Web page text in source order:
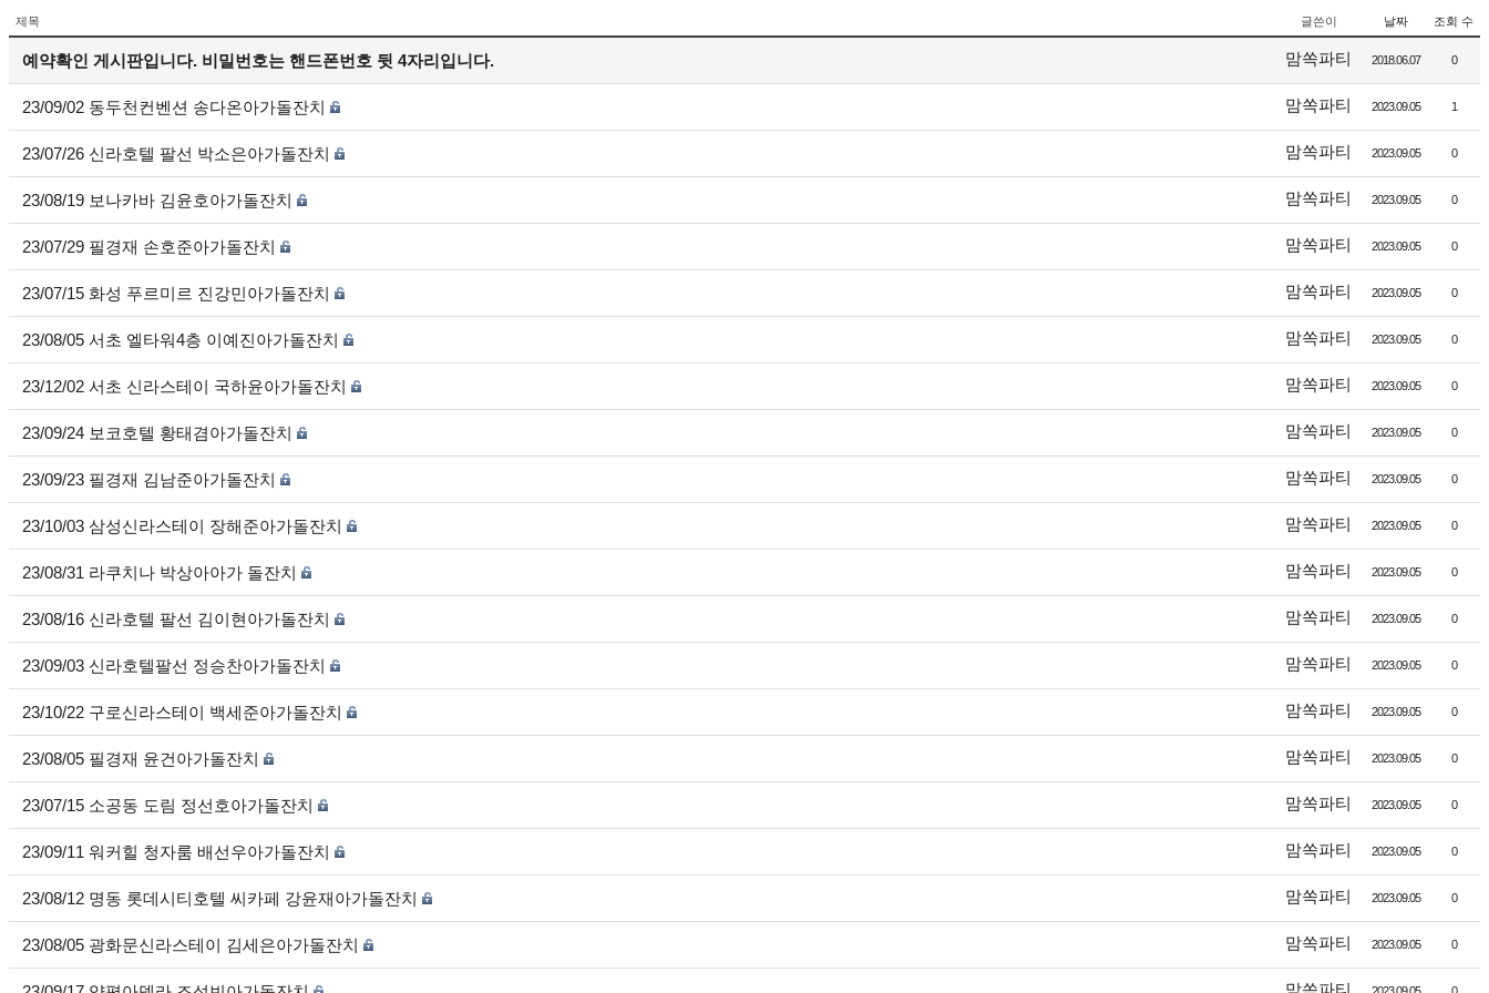
제목 글쓴이 날짜 조회 수
예약확인 게시판입니다. 비밀번호는 핸드폰번호 뒷 4자리입니다. 맘쏙파티 2018.06.07 0
23/09/02 동두천컨벤션 송다온아가돌잔치 맘쏙파티 2023.09.05 1
23/07/26 신라호텔 팔선 박소은아가돌잔치 맘쏙파티 2023.09.05 0
23/08/19 보나카바 김윤호아가돌잔치 맘쏙파티 2023.09.05 0
23/07/29 필경재 손호준아가돌잔치 맘쏙파티 2023.09.05 0
23/07/15 화성 푸르미르 진강민아가돌잔치 맘쏙파티 2023.09.05 0
23/08/05 서초 엘타워4층 이예진아가돌잔치 맘쏙파티 2023.09.05 0
23/12/02 서초 신라스테이 국하윤아가돌잔치 맘쏙파티 2023.09.05 0
23/09/24 보코호텔 황태겸아가돌잔치 맘쏙파티 2023.09.05 0
23/09/23 필경재 김남준아가돌잔치 맘쏙파티 2023.09.05 0
23/10/03 삼성신라스테이 장해준아가돌잔치 맘쏙파티 2023.09.05 0
23/08/31 라쿠치나 박상아아가 돌잔치 맘쏙파티 2023.09.05 0
23/08/16 신라호텔 팔선 김이현아가돌잔치 맘쏙파티 2023.09.05 0
23/09/03 신라호텔팔선 정승찬아가돌잔치 맘쏙파티 2023.09.05 0
23/10/22 구로신라스테이 백세준아가돌잔치 맘쏙파티 2023.09.05 0
23/08/05 필경재 윤건아가돌잔치 맘쏙파티 2023.09.05 0
23/07/15 소공동 도림 정선호아가돌잔치 맘쏙파티 2023.09.05 0
23/09/11 워커힐 청자룸 배선우아가돌잔치 맘쏙파티 2023.09.05 0
23/08/12 명동 롯데시티호텔 씨카페 강윤재아가돌잔치 맘쏙파티 2023.09.05 0
23/08/05 광화문신라스테이 김세은아가돌잔치 맘쏙파티 2023.09.05 0
맘쏙파티